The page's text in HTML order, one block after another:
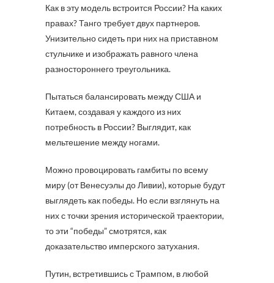
Как в эту модель встроится России? На каких
правах? Танго требует двух партнеров.
Унизительно сидеть при них на приставном
стульчике и изображать равного члена
разностороннего треугольника.
Пытаться балансировать между США и
Китаем, создавая у каждого из них
потребность в России? Выглядит, как
мельтешение между ногами.
Можно провоцировать гамбиты по всему
миру (от Венесуэлы до Ливии), которые будут
выглядеть как победы. Но если взглянуть на
них с точки зрения исторической траектории,
то эти “победы” смотрятся, как
доказательство имперского затухания.
Путин, встретившись с Трампом, в любой